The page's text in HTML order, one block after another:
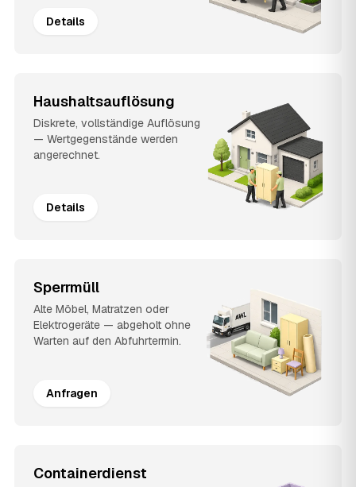
Details
Haushaltsauflösung
Diskrete, vollständige Auflösung
— Wertgegenstände werden
angerechnet.
Details
Sperrmüll
Alte Möbel, Matratzen oder
Elektrogeräte — abgeholt ohne
Warten auf den Abfuhrtermin.
Anfragen
Containerdienst